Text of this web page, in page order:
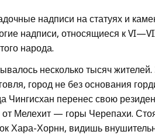
надписи на статуях и
надписи, относящиеся к
народа.
несколько тысяч
город не без основания
Чингисхан перенес свою
Мелехит — горы Черепахи.
Хара-Хорнн, видишь